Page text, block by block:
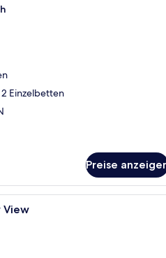
Einzelbetten
Preise
Ein Hotelzimmer mit einem
View